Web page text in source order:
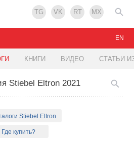
TG VK RT MX
КНИГИ ВИДЕО СТАТЬИ
EN
Stiebel Eltron 2021
Stiebel Eltron
Где купить?